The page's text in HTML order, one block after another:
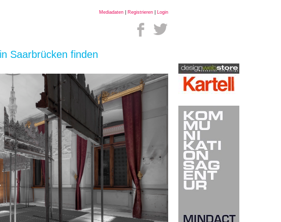
Mediadaten| Registrieren| Login
Saarbrücken finden